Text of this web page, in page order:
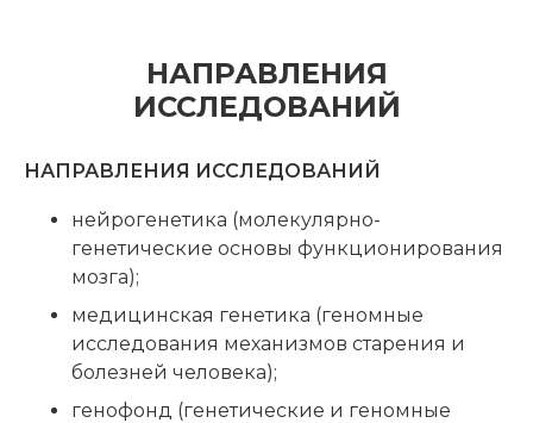
НАПРАВЛЕНИЯ
ИССЛЕДОВАНИЙ
НАПРАВЛЕНИЯ ИССЛЕДОВАНИЙ
нейрогенетика (молекулярно-
генетические основы функционирования
мозга);
медицинская генетика (геномные
исследования механизмов старения и
болезней человека);
генофонд (генетические и геномные